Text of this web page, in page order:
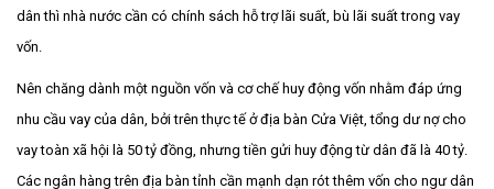
dân thì nhà nước cần có chính sách hỗ trợ lãi suất, bù lãi suất trong vay
vốn.
Nên chăng dành một nguồn vốn và cơ chế huy động vốn nhằm đáp ứng
nhu cầu vay của dân, bởi trên thực tế ở địa bàn Cửa Việt, tổng dư nợ cho
vay toàn xã hội là 50 tỷ đồng, nhưng tiền gửi huy động từ dân đã là 40 tỷ.
Các ngân hàng trên địa bàn tỉnh cần mạnh dạn rót thêm vốn cho ngư dân